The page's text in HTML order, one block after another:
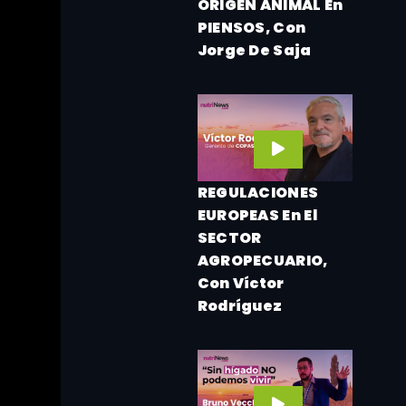
ORIGEN ANIMAL En
PIENSOS, Con
Jorge De Saja
REGULACIONES
EUROPEAS En El
SECTOR
AGROPECUARIO,
Con Víctor
Rodríguez